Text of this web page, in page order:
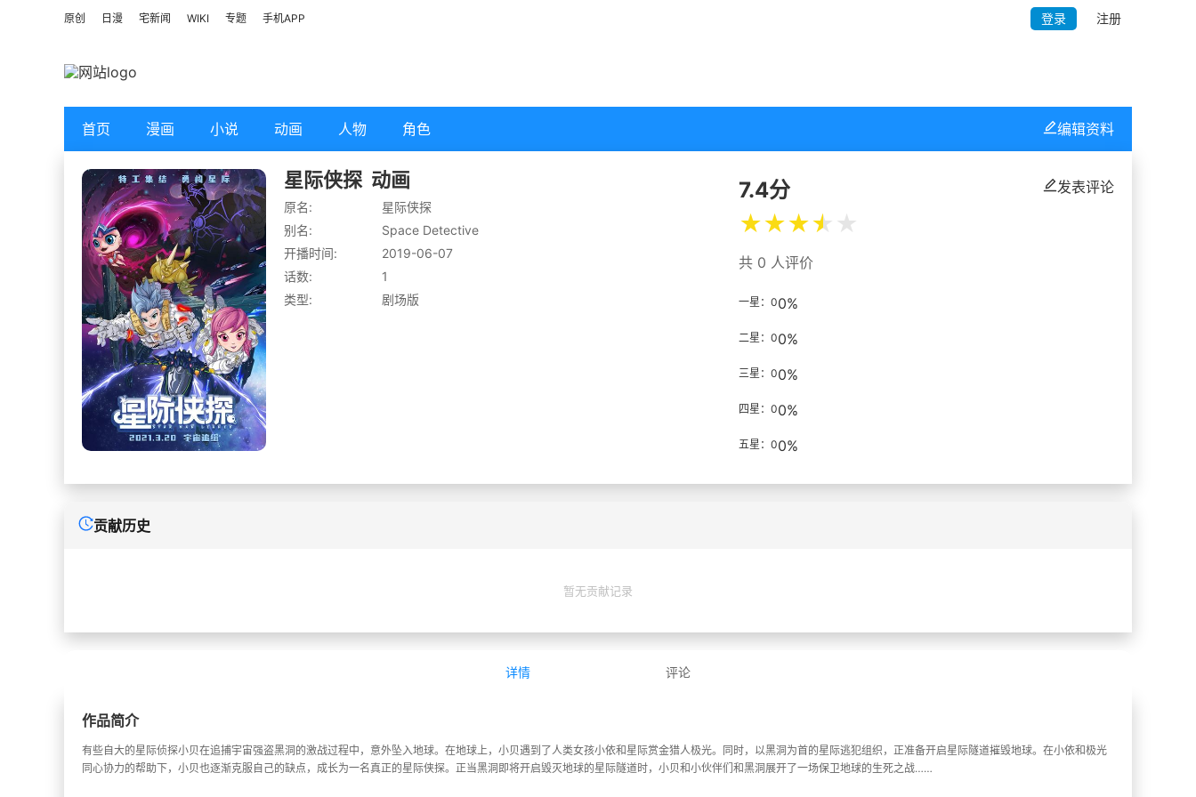
原创 日漫 宅新闻 WIKI 专题 手机APP 登录 注册
首页 漫画 小说 动画 人物 角色
星际侠探 动画
原名:
星际侠探
别名:
Space Detective
开播时间:
2019-06-07
话数:
1
类型:
剧场版
发表评论
7.4分
★★★★ ★
共 0 人评价
一星：00%
二星：00%
三星：00%
四星：00%
五星：00%
编辑资料
贡献历史
暂无贡献记录
详情 评论
作品简介
有些自大的星际侦探小贝在追捕宇宙强盗黑洞的激战过程中，意外坠入地球。在地球上，小贝遇到了人类女孩小依和星际赏金猎人极光。同时，以黑洞为首的星际逃犯组织，正准备开启星际隧道摧毁地球。在小依和极光
同心协力的帮助下，小贝也逐渐克服自己的缺点，成长为一名真正的星际侠探。正当黑洞即将开启毁灭地球的星际隧道时，小贝和小伙伴们和黑洞展开了一场保卫地球的生死之战……